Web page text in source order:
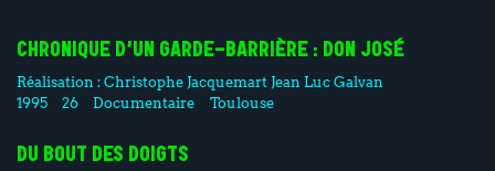
CHRONIQUE D’UN GARDE-BARRIÈRE : DON JOSÉ
Réalisation :Christophe Jacquemart Jean Luc Galvan
1995
26 Documentaire Toulouse
DU BOUT DES DOIGTS